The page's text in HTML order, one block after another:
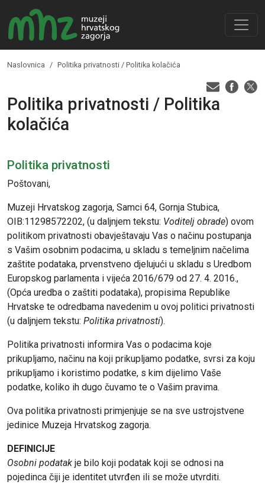
Naslovnica Politika privatnosti / Politika kolačića
Politika privatnosti / Politika
kolačića
Politika privatnosti
Poštovani,
Muzeji Hrvatskog zagorja, Samci 64, Gornja Stubica,
OIB:11298572202, (u daljnjem tekstu: Voditelj obrade) ovom
politikom privatnosti obavještavaju Vas o načinu postupanja
s Vašim osobnim podacima, u skladu s temeljnim načelima
zaštite podataka, prvenstveno djelujući u skladu s Uredbom
Europskog parlamenta i vijeća 2016/679 od 27. 4. 2016.,
(Opća uredba o zaštiti podataka), propisima Republike
Hrvatske te odredbama navedenim u ovoj politici privatnosti
(u daljnjem tekstu: Politika privatnosti).
Politika privatnosti informira Vas o podacima koje
prikupljamo, načinu na koji prikupljamo podatke, svrsi za koju
prikupljamo i koristimo podatke, s kim dijelimo Vaše
podatke, koliko ih dugo čuvamo te o Vašim pravima.
Ova politika privatnosti primjenjuje se na sve ustrojstvene
jedinice Muzeja Hrvatskog zagorja.
DEFINICIJE
Osobni podatak je bilo koji podatak koji se odnosi na
pojedinca čiji je identitet utvrđen ili se može utvrditi.